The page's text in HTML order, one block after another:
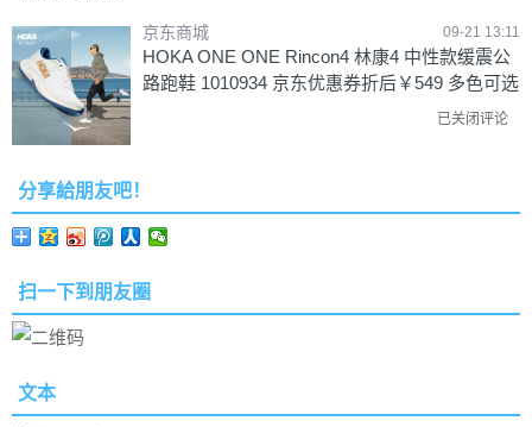
京东商城 09-21 13:11
HOKA ONE ONE Rincon4 林康4 中性款缓震公
路跑鞋 1010934 京东优惠券折后￥549 多色可选
已关闭评论
分享給朋友吧！
扫一下到朋友圈
文本